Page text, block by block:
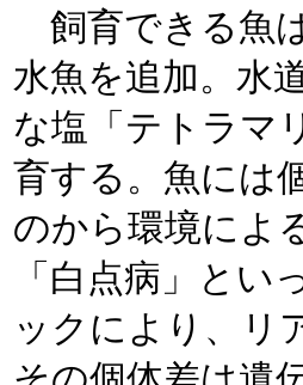
飼育できる魚
水魚を追加。水
な塩「テトラマ
育する。魚には
のから環境によ
「白点病」とい
ックにより、リ